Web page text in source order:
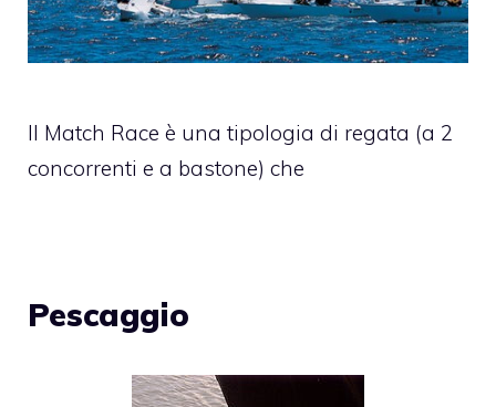
Il Match Race è una tipologia di regata (a 2
concorrenti e a bastone) che
Pescaggio